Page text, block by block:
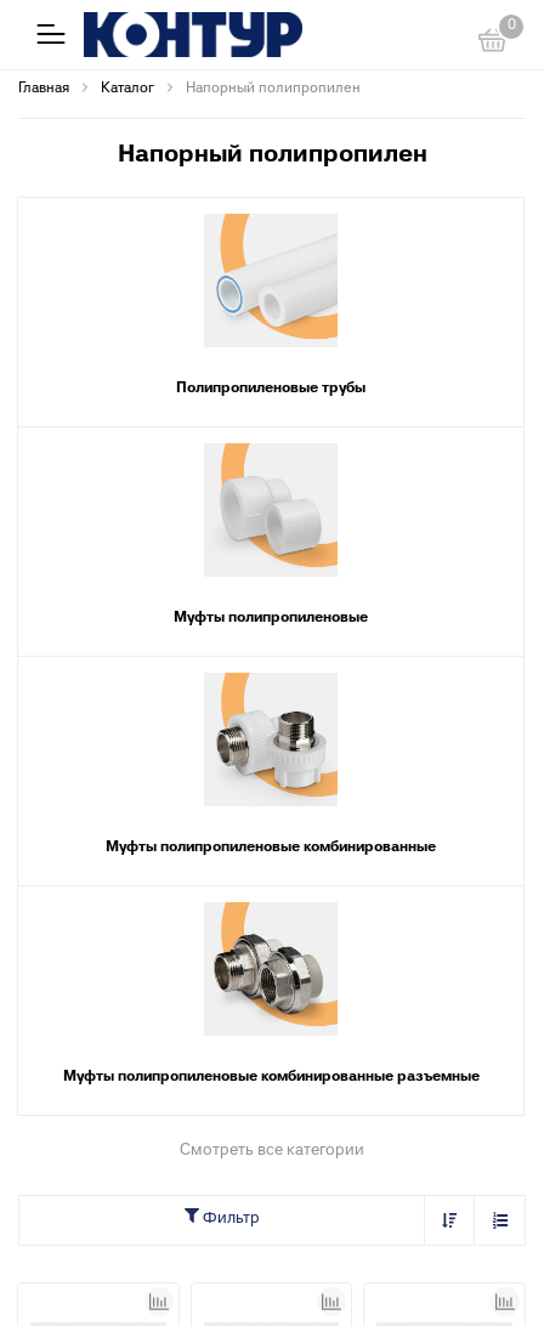
0
Главная Каталог Напорный полипропилен
Напорный полипропилен
Полипропиленовые трубы
Муфты полипропиленовые
Муфты полипропиленовые комбинированные
Муфты полипропиленовые комбинированные разъемные
Смотреть все категории
Фильтр